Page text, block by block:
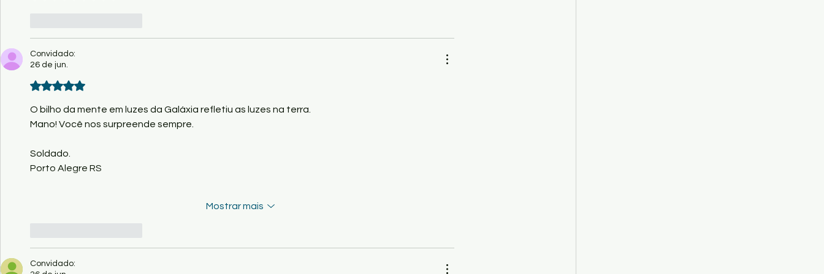
Convidado:
26 de jun.
Avaliado com 5 de 5 estrelas.
O bilho da mente em luzes da Galáxia refletiu as luzes na terra.
Mano! Você nos surpreende sempre.
Soldado.
Porto Alegre RS
Mostrar mais
Convidado: